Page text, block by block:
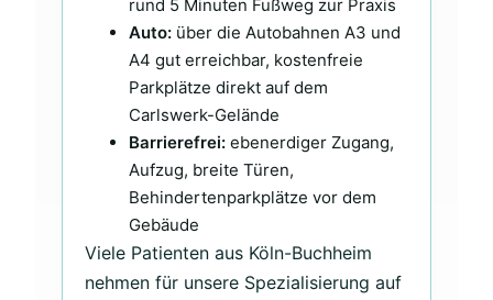
rund 5 Minuten Fußweg zur Praxis
Auto: über die Autobahnen A3 und
A4 gut erreichbar, kostenfreie
Parkplätze direkt auf dem
Carlswerk-Gelände
Barrierefrei: ebenerdiger Zugang,
Aufzug, breite Türen,
Behindertenparkplätze vor dem
Gebäude
Viele Patienten aus Köln-Buchheim
nehmen für unsere Spezialisierung auf